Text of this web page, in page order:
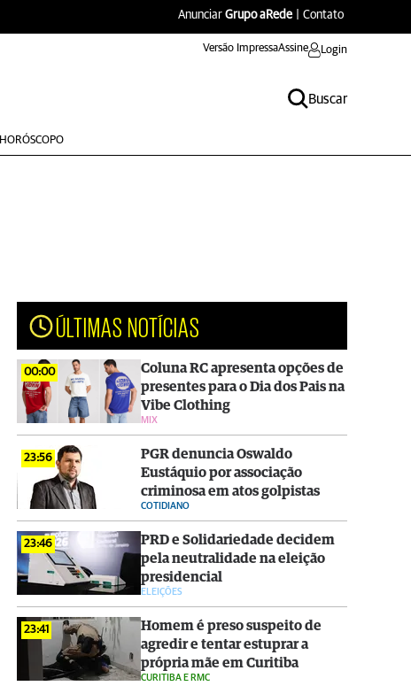
Anunciar Grupo aRede Contato
Versão ImpressaAssine Login
Buscar
HORÓSCOPO
ÚLTIMAS NOTÍCIAS
00:00
Coluna RC apresenta opções de
presentes para o Dia dos Pais na
Vibe Clothing
MIX
23:56
PGR denuncia Oswaldo
Eustáquio por associação
criminosa em atos golpistas
COTIDIANO
23:46
PRD e Solidariedade decidem
pela neutralidade na eleição
presidencial
ELEIÇÕES
23:41
Homem é preso suspeito de
agredir e tentar estuprar a
própria mãe em Curitiba
CURITIBA E RMC